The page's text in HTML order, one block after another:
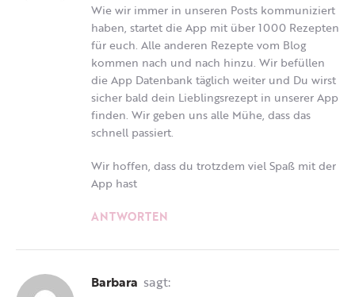
Wie wir immer in unseren Posts kommuniziert
haben, startet die App mit über 1000 Rezepten
für euch. Alle anderen Rezepte vom Blog
kommen nach und nach hinzu. Wir befüllen
die App Datenbank täglich weiter und Du wirst
sicher bald dein Lieblingsrezept in unserer App
finden. Wir geben uns alle Mühe, dass das
schnell passiert.
Wir hoffen, dass du trotzdem viel Spaß mit der
App hast
ANTWORTEN
Barbara sagt: